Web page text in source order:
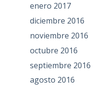
enero 2017
diciembre 2016
noviembre 2016
octubre 2016
septiembre 2016
agosto 2016